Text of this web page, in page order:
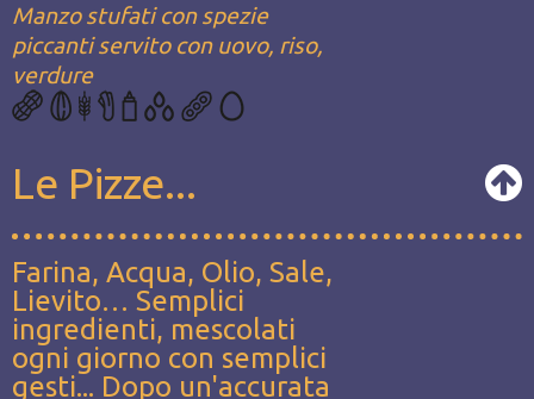
Manzo stufati con spezie
piccanti servito con uovo, riso,
verdure
Le Pizze...
Farina, Acqua, Olio, Sale,
Lievito… Semplici
ingredienti, mescolati
ogni giorno con semplici
gesti... Dopo un'accurata